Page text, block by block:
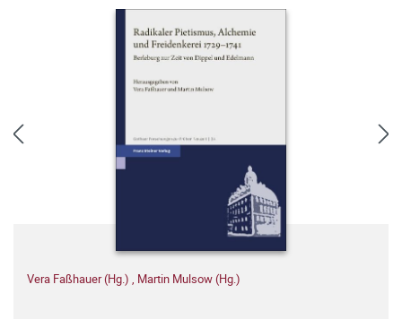
Vera Faßhauer (Hg.) , Martin Mulsow (Hg.)